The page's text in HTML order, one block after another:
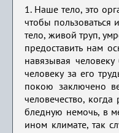
1. Наше тело, это
чтобы пользоваться
тело, живой труп,
предоставить нам
навязывая
человеку за его
покою заключено
человечество,
бледную немочь, в
ином климате, так